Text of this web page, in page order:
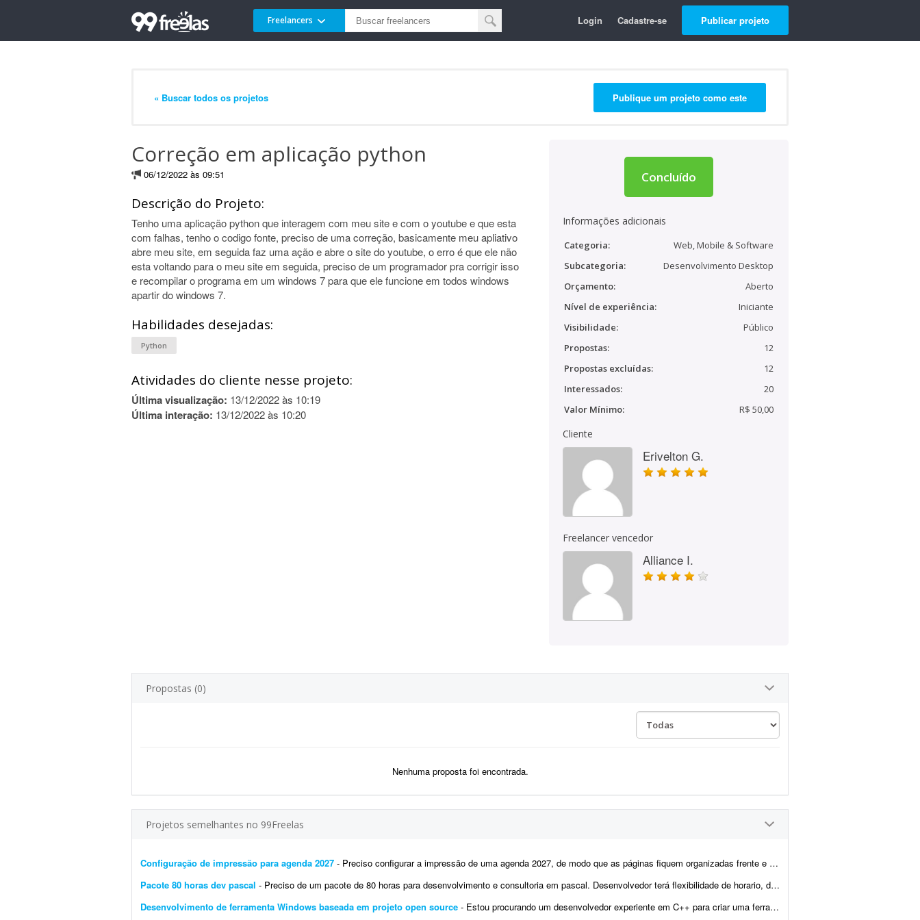
Freelancers Login Cadastre-se Publicar projeto
« Buscar todos os projetos Publique um projeto como este
Correção em aplicação python
06/12/2022 às 09:51
Descrição do Projeto:
Tenho uma aplicação python que interagem com meu site e com o youtube e que esta
com falhas, tenho o codigo fonte, preciso de uma correção, basicamente meu apliativo
abre meu site, em seguida faz uma ação e abre o site do youtube, o erro é que ele não
esta voltando para o meu site em seguida, preciso de um programador pra corrigir isso
e recompilar o programa em um windows 7 para que ele funcione em todos windows
apartir do windows 7.
Habilidades desejadas:
Python
Atividades do cliente nesse projeto:
Última visualização: 13/12/2022 às 10:19
Última interação: 13/12/2022 às 10:20
Concluído
Informações adicionais
Categoria:
Web, Mobile & Software
Subcategoria:
Desenvolvimento Desktop
Orçamento:
Aberto
Nível de experiência:
Iniciante
Visibilidade:
Público
Propostas:
12
Propostas excluídas:
12
Interessados:
20
Valor Mínimo:
R$ 50,00
Cliente
Erivelton G.
Freelancer vencedor
Alliance I.
Propostas (0)
Nenhuma proposta foi encontrada.
Projetos semelhantes no 99Freelas
Configuração de impressão para agenda 2027 - Preciso configurar a impressão de uma agenda 2027, de modo que as páginas fiquem organizadas frente e verso. Impressora Canon, porém não está funcionando corretam...
Pacote 80 horas dev pascal - Preciso de um pacote de 80 horas para desenvolvimento e consultoria em pascal. Desenvolvedor terá flexibilidade de horario, desenvolvendo e auxiliando no desenvolvimento de pequenos pacotes ...
Desenvolvimento de ferramenta Windows baseada em projeto open source - Estou procurando um desenvolvedor experiente em C++ para criar uma ferramenta para Windows baseada em um projeto open source já existente. O trabalho consiste em utilizar esse projeto como ...